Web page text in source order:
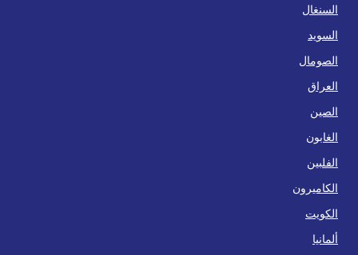
السنغال
السويد
الصومال
العراق
الصين
الغابون
الفلبين
الكاميرون
الكويت
ألمانيا